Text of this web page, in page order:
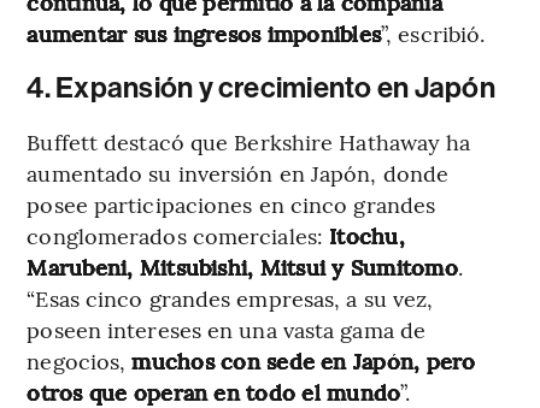
aumentar sus ingresos imponibles”​, escribió.
4. Expansión y crecimiento en Japón
Buffett destacó que Berkshire Hathaway ha
aumentado su inversión en Japón, donde
posee participaciones en cinco grandes
conglomerados comerciales: Itochu,
Marubeni, Mitsubishi, Mitsui y Sumitomo.
“Esas cinco grandes empresas, a su vez,
poseen intereses en una vasta gama de
negocios,muchos con sede en Japón, pero
otros que operan en todo el mundo”​.